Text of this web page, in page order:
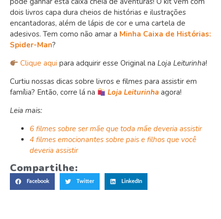
dois livros capa dura cheios de histórias e ilustrações
encantadoras, além de lápis de cor e uma cartela de
adesivos. Tem como não amar a Minha Caixa de Histórias:
Spider-Man?
Clique aqui para adquirir esse Original na Loja Leiturinha!
Curtiu nossas dicas sobre livros e filmes para assistir em
família? Então, corre lá na
Loja Leiturinha agora!
Leia mais:
6 filmes sobre ser mãe que toda mãe deveria assistir
4 filmes emocionantes sobre pais e filhos que você
deveria assistir
Compartilhe:
Facebook Twitter LinkedIn